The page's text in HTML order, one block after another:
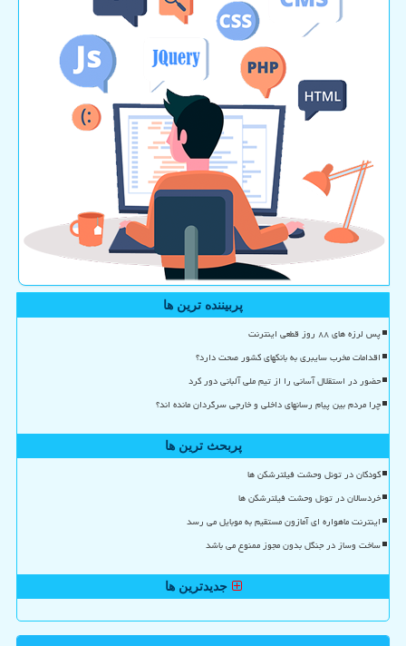
پربیننده ترین ها
پس لرزه های ۸۸ روز قطعی اینترنت
اقدامات مخرب سایبری به بانکهای کشور صحت دارد؟
حضور در استقلال آسانی را از تیم ملی آلبانی دور کرد
چرا مردم بین پیام رسانهای داخلی و خارجی سرگردان مانده اند؟
پربحث ترین ها
کودکان در تونل وحشت فیلترشکن ها
خردسالان در تونل وحشت فیلترشکن ها
اینترنت ماهواره ای آمازون مستقیم به موبایل می رسد
ساخت وساز در جنگل بدون مجوز ممنوع می باشد
جدیدترین ها